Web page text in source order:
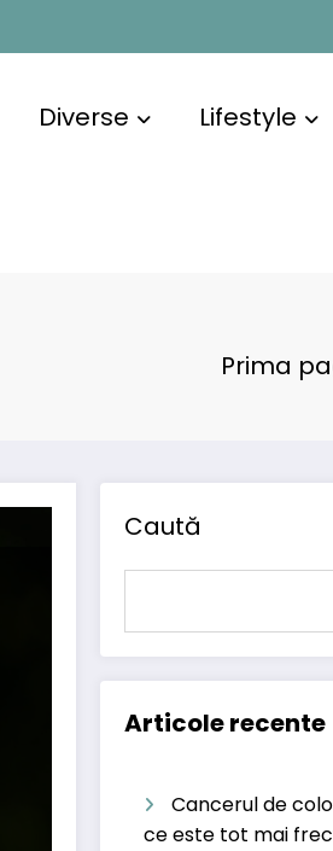
Diverse Lifestyle
Prima
Caută
Articole recente
Cancerul de
ce este tot mai